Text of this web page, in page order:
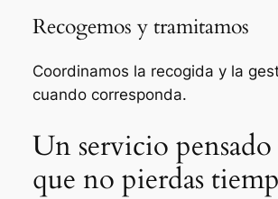
Recogemos y tramitamos
Coordinamos la recogida y la
cuando corresponda.
Un servicio pensado
que no pierdas